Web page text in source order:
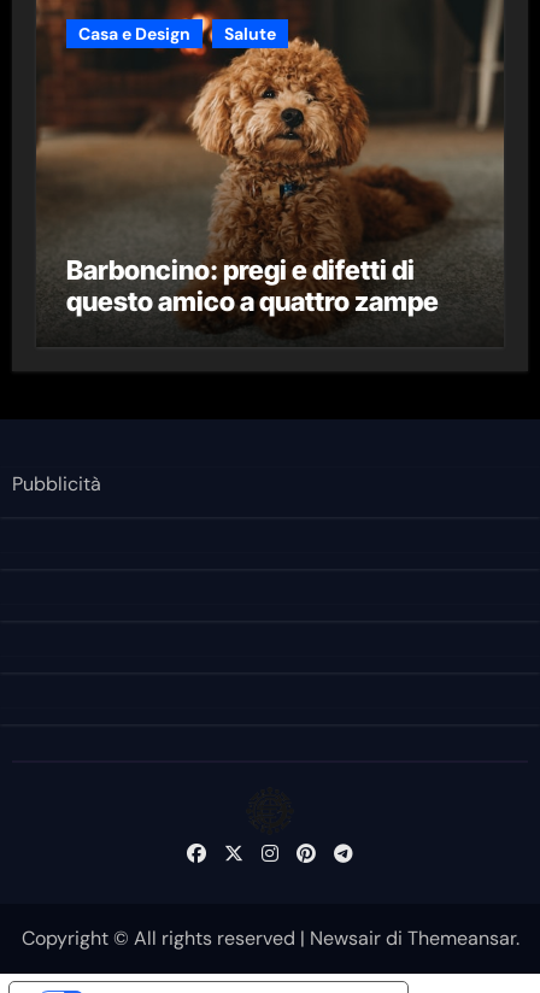
Casa e Design Salute
Barboncino: pregi e difetti di
questo amico a quattro zampe
Pubblicità
Copyright © All rights reserved | Newsairdi Themeansar.